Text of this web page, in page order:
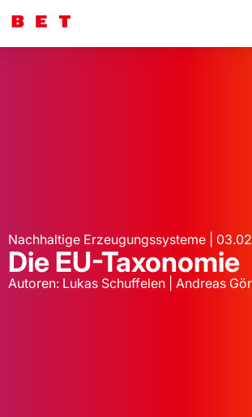
Nachhaltige Erzeugungssysteme |
Die EU-Taxonomie
Autoren: Lukas Schuffelen | Andreas